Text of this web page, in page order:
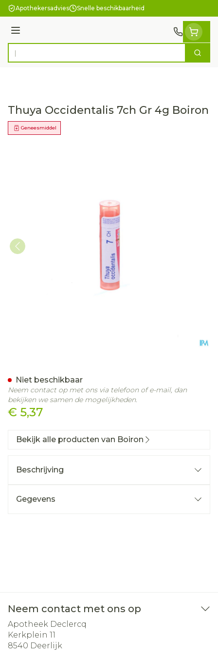
Ga naar de inhoud
Apothekersadvies Snelle beschikbaarheid
Menu
Product, merk, categorie... Zoek
Thuya Occidentalis 7ch Gr 4g Boiron
Geneesmiddel
€ 5,37
Niet beschikbaar
Neem contact op met ons via telefoon of e-mail, dan
bekijken we samen de mogelijkheden.
Bekijk alle producten van Boiron
Beschrijving
Gegevens
Neem contact met ons op
Apotheek Declercq
Kerkplein 11
8540 Deerlijk